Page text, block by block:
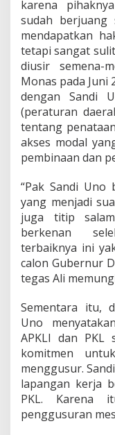
karena
sudah
mendapatkan
tetapi sangat
diusir semena-
Monas pada Juni
dengan Sandi
(peraturan
tentang
akses modal
pembinaan dan
“Pak Sandi Uno
yang menjadi
juga titip
berkenan
terbaiknya ini
calon Gubernur
tegas Ali
Sementara itu,
Uno
APKLI dan PKL
komitmen
menggusur.
lapangan kerja
PKL. Karena
penggusuran